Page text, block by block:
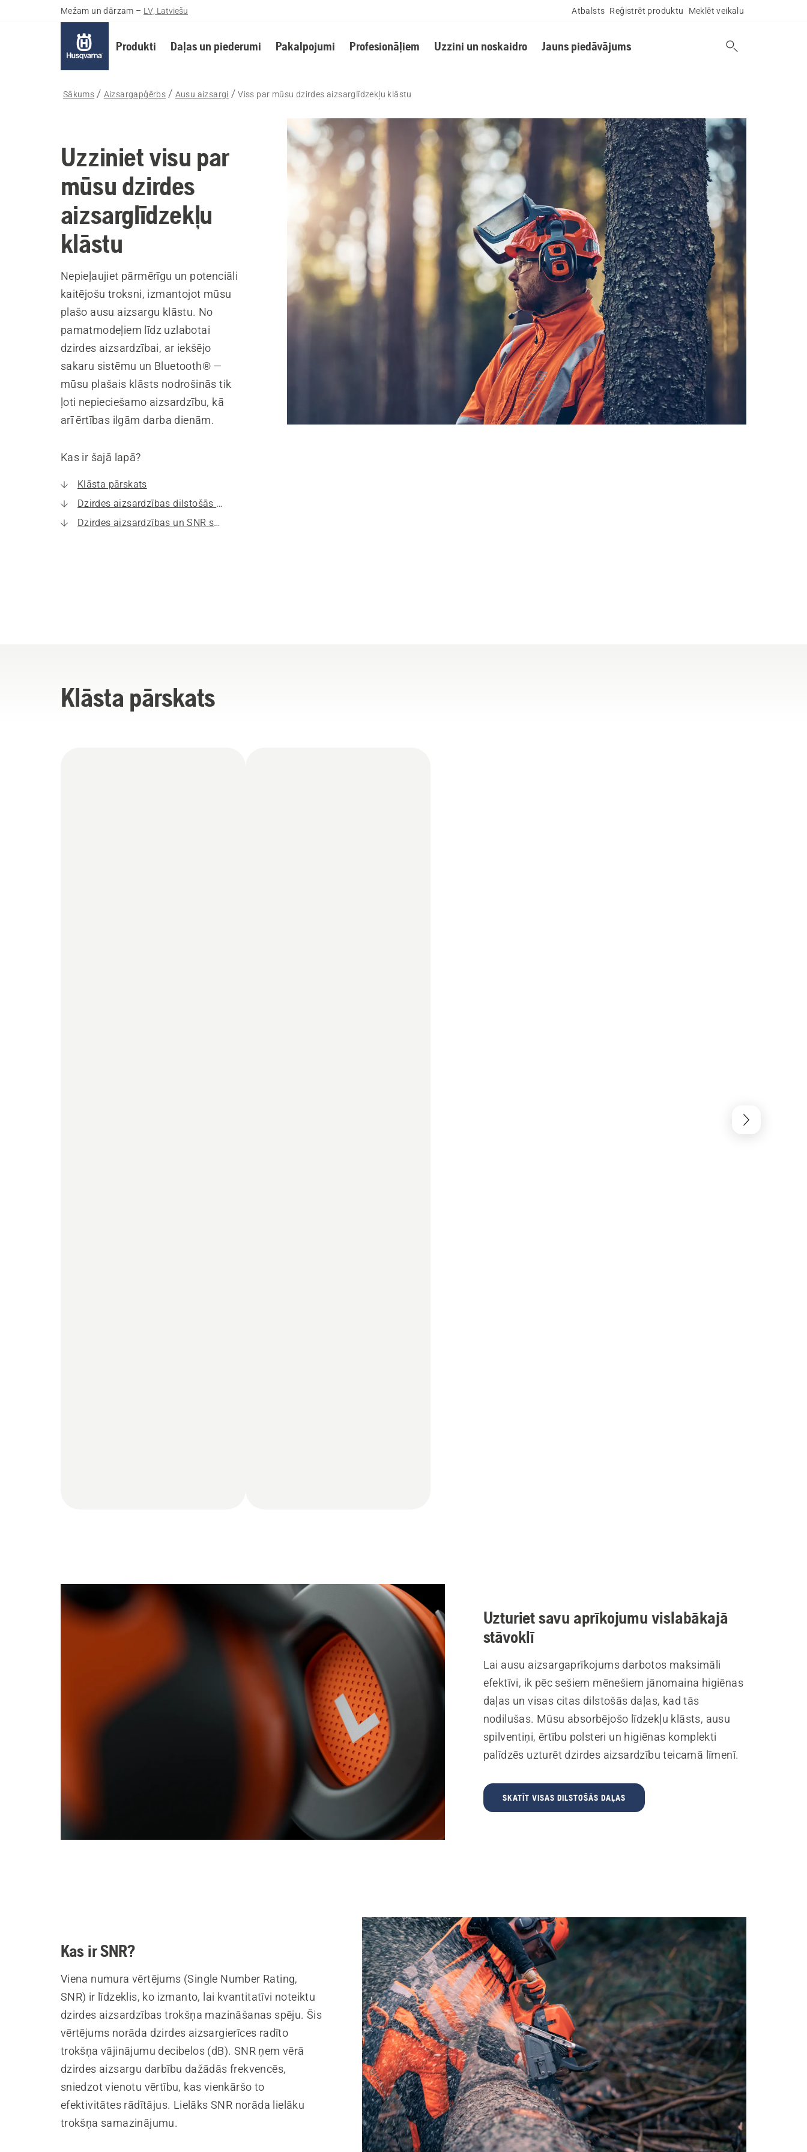
Mežam un dārzam – LV, Latviešu Atbalsts Reģistrēt produktu Meklēt veikalu
Produkti Daļas un piederumi Pakalpojumi Profesionāļiem Uzzini un noskaidro Jauns piedāvājums
Sākums Aizsargapģērbs Ausu aizsargi Viss par mūsu dzirdes aizsarglīdzekļu klāstu
Uzziniet visu par
mūsu dzirdes
aizsarglīdzekļu
klāstu
Nepieļaujiet pārmērīgu un potenciāli
kaitējošu troksni, izmantojot mūsu
plašo ausu aizsargu klāstu. No
pamatmodeļiem līdz uzlabotai
dzirdes aizsardzībai, ar iekšējo
sakaru sistēmu un Bluetooth® —
mūsu plašais klāsts nodrošinās tik
ļoti nepieciešamo aizsardzību, kā
arī ērtības ilgām darba dienām.
Kas ir šajā lapā?
Klāsta pārskats
Dzirdes aizsardzības dilstošās daļas
Dzirdes aizsardzības un SNR skaidrojums
Klāsta pārskats
Uzturiet savu aprīkojumu vislabākajā
stāvoklī
Lai ausu aizsargaprīkojums darbotos maksimāli
efektīvi, ik pēc sešiem mēnešiem jānomaina higiēnas
daļas un visas citas dilstošās daļas, kad tās
nodilušas. Mūsu absorbējošo līdzekļu klāsts, ausu
spilventiņi, ērtību polsteri un higiēnas komplekti
palīdzēs uzturēt dzirdes aizsardzību teicamā līmenī.
SKATĪT VISAS DILSTOŠĀS DAĻAS
Kas ir SNR?
Viena numura vērtējums (Single Number Rating,
SNR) ir līdzeklis, ko izmanto, lai kvantitatīvi noteiktu
dzirdes aizsardzības trokšņa mazināšanas spēju. Šis
vērtējums norāda dzirdes aizsargierīces radīto
trokšņa vājinājumu decibelos (dB). SNR ņem vērā
dzirdes aizsargu darbību dažādās frekvencēs,
sniedzot vienotu vērtību, kas vienkāršo to
efektivitātes rādītājus. Lielāks SNR norāda lielāku
trokšņa samazinājumu.